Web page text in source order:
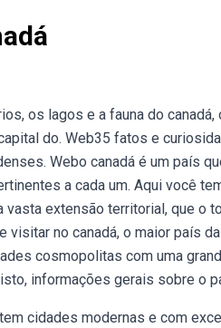
os lagos e a fauna do canadá,
do. Web35 fatos e
Webo canadá é um país
a cada um. Aqui você
extensão territorial, que o
visitar no canadá, o maior país
cosmopolitas com uma
informações gerais sobre o
cidades modernas e com